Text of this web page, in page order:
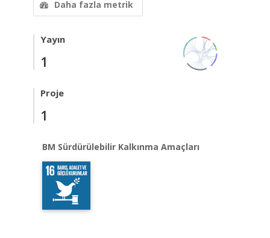
Daha fazla metrik
Yayın
1
Proje
1
BM Sürdürülebilir Kalkınma Amaçları